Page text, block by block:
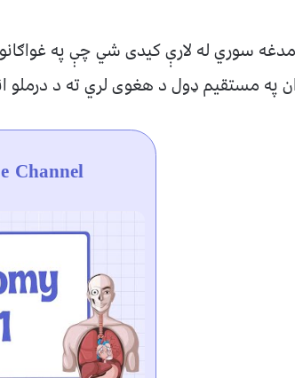
سوري له لارې کیدی شي چې په
په مستقیم ډول د هغوی لري ته د درملو
Channel